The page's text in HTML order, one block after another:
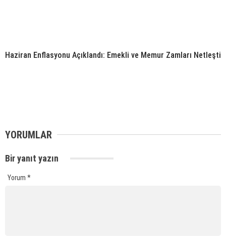
Haziran Enflasyonu Açıklandı: Emekli ve Memur Zamları Netleşti
YORUMLAR
Bir yanıt yazın
Yorum *